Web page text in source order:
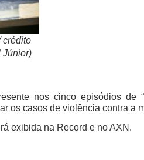
crédito
Júnior)
nos cinco episódios de
os casos de violência contra a
exibida na Record e no AXN.